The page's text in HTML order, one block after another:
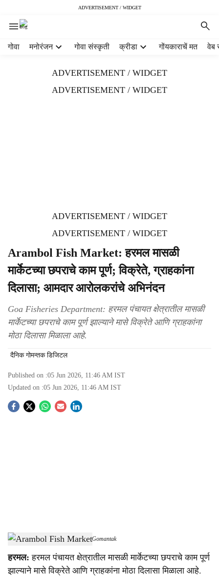
ADVERTISEMENT / WIDGET
गोवा मनोरंजन गोवा संस्कृती क्रीडा गोंयकाराचें मत वेब
ADVERTISEMENT / WIDGET
ADVERTISEMENT / WIDGET
ADVERTISEMENT / WIDGET
ADVERTISEMENT / WIDGET
Arambol Fish Market: हरमल मासळी
मार्केटच्या छपराचे काम पूर्ण; विक्रेते, ग्राहकांना
दिलासा; आमदार आरोलकरांचे अभिनंदन
Goa Fisheries Department: हरमल पंचायत क्षेत्रातील मासळी
मार्केटच्या छपराचे काम पूर्ण झाल्याने मासे विक्रेते आणि ग्राहकांना
मोठा दिलासा मिळाला आहे.
दैनिक गोमन्तक डिजिटल
Published on :05 Jun 2026, 11:46 AM IST
Updated on :05 Jun 2026, 11:46 AM IST
S
a
Goa Fisheries Department - Dainik Gomantak
हरमल: हरमल पंचायत क्षेत्रातील मासळी मार्केटच्या छपराचे काम पूर्ण
झाल्याने मासे विक्रेते आणि ग्राहकांना मोठा दिलासा मिळाला आहे.